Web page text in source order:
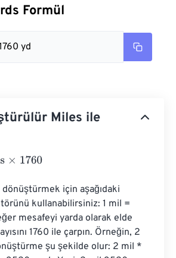
Formül
yd
Miles ile
için aşağıdaki
kullanabilirsiniz: 1 mil =
mesafeyi yarda olarak elde
1760 ile çarpın. Örneğin, 2
şu şekilde olur: 2 mil *